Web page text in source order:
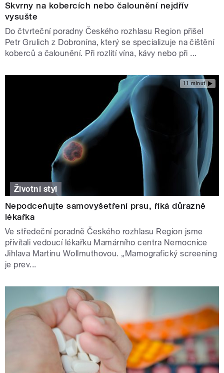
Skvrny na kobercích nebo čalounění nejdřív
vysušte
Do čtvrteční poradny Českého rozhlasu Region přišel
Petr Grulich z Dobronína, který se specializuje na čištění
koberců a čalounění. Při rozlití vína, kávy nebo při ...
11 minut
Životní styl
Nepodceňujte samovyšetření prsu, říká důrazně
lékařka
Ve středeční poradně Českého rozhlasu Region jsme
přivítali vedoucí lékařku Mamárního centra Nemocnice
Jihlava Martinu Wollmuthovou. „Mamografický screening
je prev...